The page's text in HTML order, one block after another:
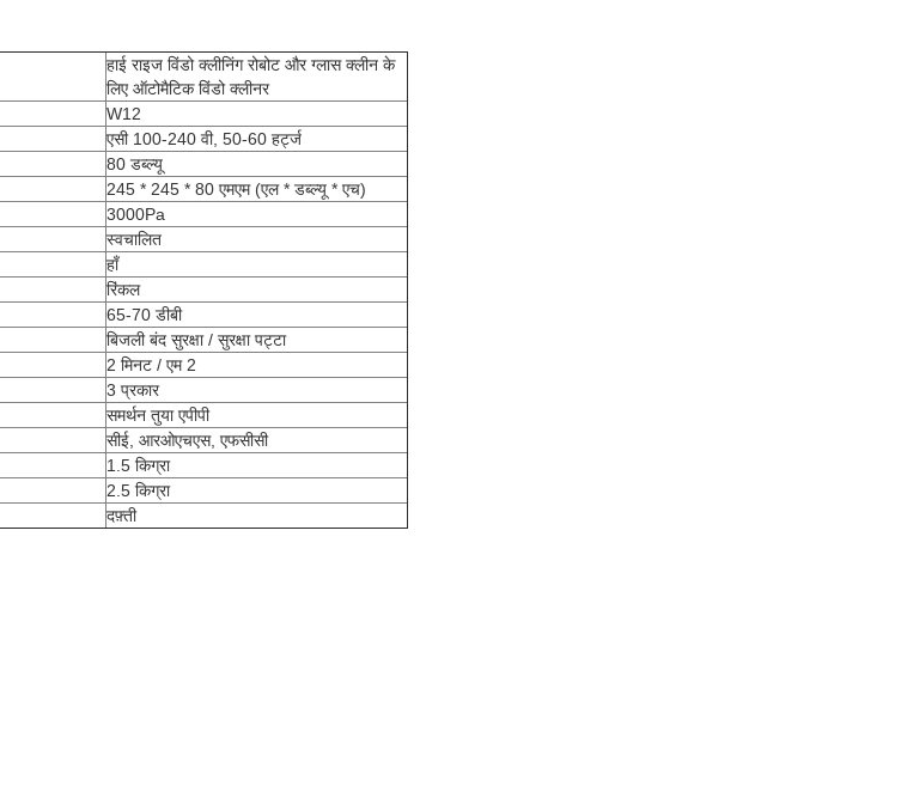
हाई राइज विंडो क्लीनिंग रोबोट और ग्लास क्लीन के
लिए ऑटोमैटिक विंडो क्लीनर
W12
एसी 100-240 वी, 50-60 हर्ट्ज
80 डब्ल्यू
245 * 245 * 80 एमएम (एल * डब्ल्यू * एच)
3000Pa
स्वचालित
हाँ
रिंकल
65-70 डीबी
बिजली बंद सुरक्षा / सुरक्षा पट्टा
2 मिनट / एम 2
3 प्रकार
समर्थन तुया एपीपी
सीई, आरओएचएस, एफसीसी
1.5 किग्रा
2.5 किग्रा
दफ़्ती